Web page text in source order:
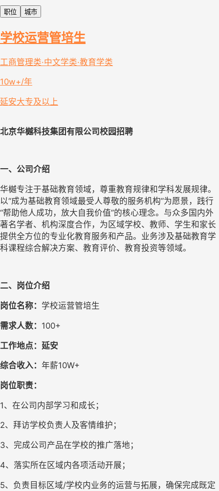
职位 城市
学校运营管培生
工商管理类·中文学类·教育学类
10w+/年
延安大专及以上
北京华樾科技集团有限公司校园招聘
一、公司介绍
华樾专注于基础教育领域，尊重教育规律和学科发展规律。
以“成为基础教育领域最受人尊敬的服务机构”为愿景，践行
“帮助他人成功，放大自我价值”的核心理念。与众多国内外
著名学者、机构深度合作，为区域学校、教师、学生和家长
提供全方位的专业化教育服务和产品。业务涉及基础教育学
科课程综合解决方案、教育评价、教育投资等领域。
二、岗位介绍
岗位名称： 学校运营管培生
需求人数： 100+
工作地点：延安
综合收入： 年薪10W+
岗位职责：
1、在公司内部学习和成长；
2、拜访学校负责人及客情维护；
3、完成公司产品在学校的推广落地；
4、落实所在区域内各项活动开展；
5、负责目标区域/学校内业务的运营与拓展，确保完成既定